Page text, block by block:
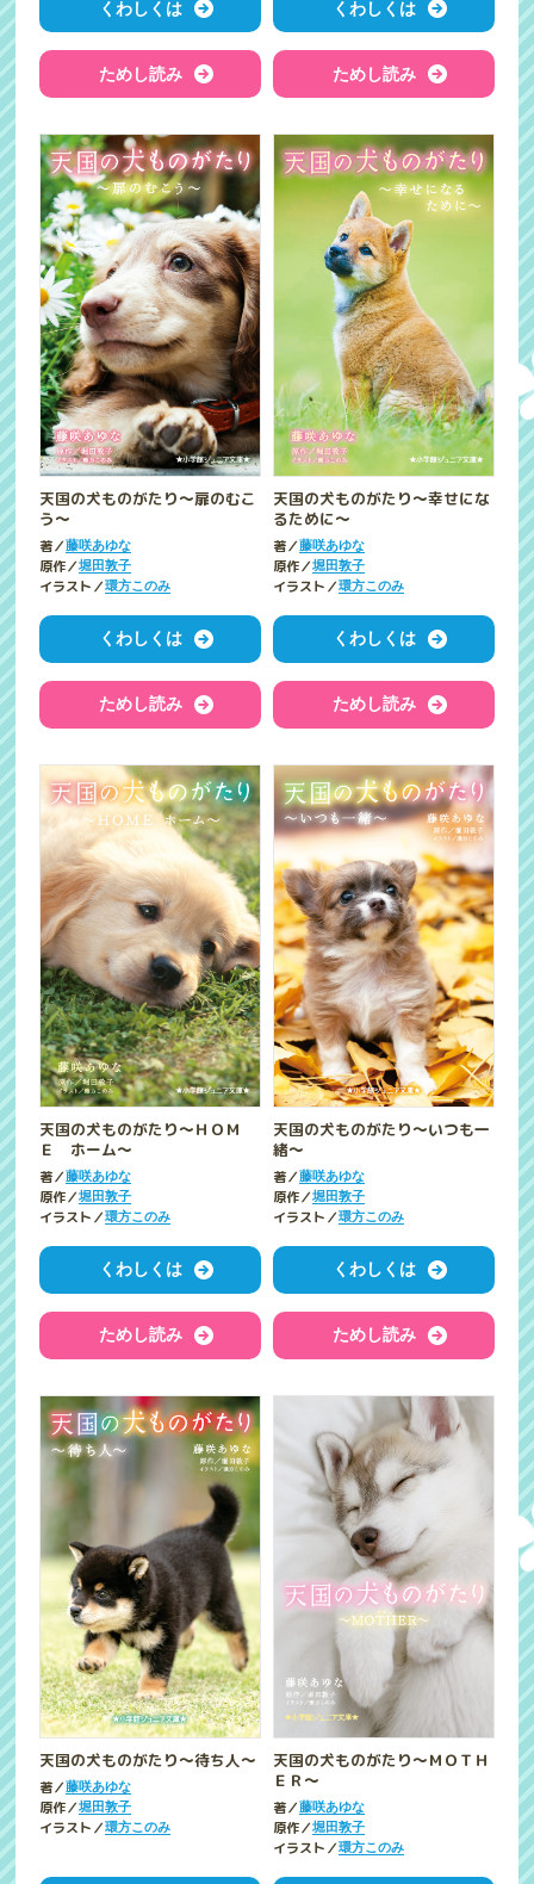
くわしくは
ためし読み
くわしくは
ためし読み
天国の犬ものがたり～扉のむこ
う～
著／藤咲あゆな
原作／堀田敦子
イラスト／環方このみ
くわしくは
ためし読み
天国の犬ものがたり～幸せにな
るために～
著／藤咲あゆな
原作／堀田敦子
イラスト／環方このみ
くわしくは
ためし読み
天国の犬ものがたり～ＨＯＭ
Ｅ ホーム～
著／藤咲あゆな
原作／堀田敦子
イラスト／環方このみ
くわしくは
ためし読み
天国の犬ものがたり～いつも一
緒～
著／藤咲あゆな
原作／堀田敦子
イラスト／環方このみ
くわしくは
ためし読み
天国の犬ものがたり～待ち人～
著／藤咲あゆな
原作／堀田敦子
イラスト／環方このみ
天国の犬ものがたり～ＭＯＴＨ
ＥＲ～
著／藤咲あゆな
原作／堀田敦子
イラスト／環方このみ